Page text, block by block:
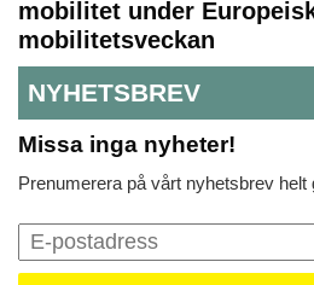
mobilitet under
mobilitetsveckan
NYHETSBREV
Missa inga nyheter!
Prenumerera på vårt nyhetsbrev helt